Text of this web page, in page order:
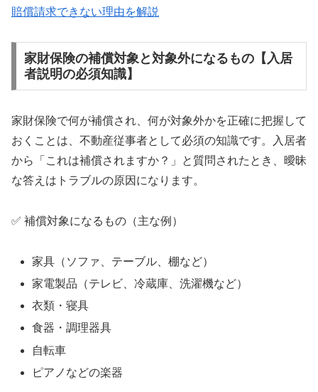
賠償請求できない理由を解説
家財保険の補償対象と対象外になるもの【入居
者説明の必須知識】
家財保険で何が補償され、何が対象外かを正確に把握して
おくことは、不動産従事者として必須の知識です。入居者
から「これは補償されますか？」と質問されたとき、曖昧
な答えはトラブルの原因になります。
✅ 補償対象になるもの（主な例）
家具（ソファ、テーブル、棚など）
家電製品（テレビ、冷蔵庫、洗濯機など）
衣類・寝具
食器・調理器具
自転車
ピアノなどの楽器